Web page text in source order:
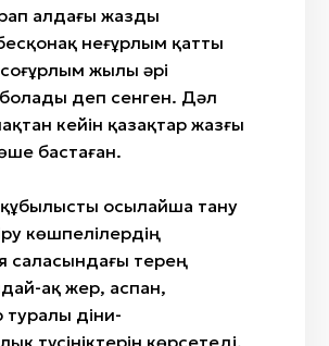
алдағы жазды
неғұрлым қатты
жылы әрі
деп сенген. Дәл
кейін қазақтар жазғы
бастаған.
құбылысты осылайша тану
көшпелілердің
саласындағы терең
ақ жер, аспан,
діни-
түсініктерін көрсетеді.